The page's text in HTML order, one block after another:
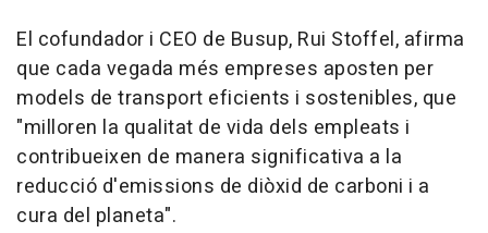
El cofundador i CEO de Busup, Rui Stoffel, afirma
que cada vegada més empreses aposten per
models de transport eficients i sostenibles, que
"milloren la qualitat de vida dels empleats i
contribueixen de manera significativa a la
reducció d'emissions de diòxid de carboni i a
cura del planeta".